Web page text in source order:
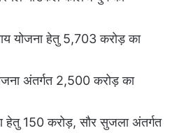
योजना हेतु 5,703 करोड़ का
अंतर्गत 2,500 करोड़ का
हेतु 150 करोड़, सौर सुजला अंतर्गत